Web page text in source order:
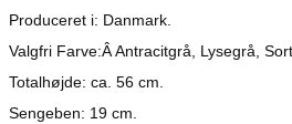
Produceret i: Danmark.
Valgfri Farve:Â Antracitgrå, Lysegrå,
Totalhøjde: ca. 56 cm.
Sengeben: 19 cm.